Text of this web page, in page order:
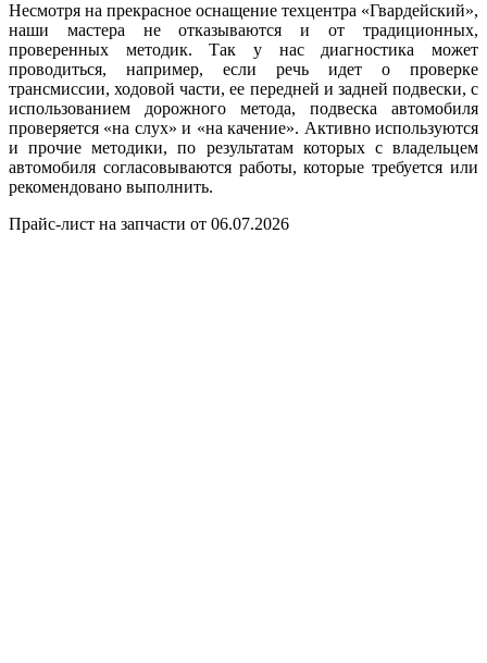
Несмотря на прекрасное оснащение техцентра «Гвардейский»,
наши мастера не отказываются и от традиционных,
проверенных методик. Так у нас диагностика может
проводиться, например, если речь идет о проверке
трансмиссии, ходовой части, ее передней и задней подвески, с
использованием дорожного метода, подвеска автомобиля
проверяется «на слух» и «на качение». Активно используются
и прочие методики, по результатам которых с владельцем
автомобиля согласовываются работы, которые требуется или
рекомендовано выполнить.
Прайс-лист на запчасти от 06.07.2026